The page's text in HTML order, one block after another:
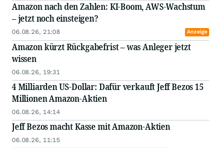
Amazon nach den Zahlen: KI-Boom, AWS-Wachstum
– jetzt noch einsteigen?
06.08.26, 21:08 Anzeige
Amazon kürzt Rückgabefrist – was Anleger jetzt
wissen
06.08.26, 19:31
4 Milliarden US-Dollar: Dafür verkauft Jeff Bezos 15
Millionen Amazon-Aktien
06.08.26, 14:14
Jeff Bezos macht Kasse mit Amazon-Aktien
06.08.26, 11:15